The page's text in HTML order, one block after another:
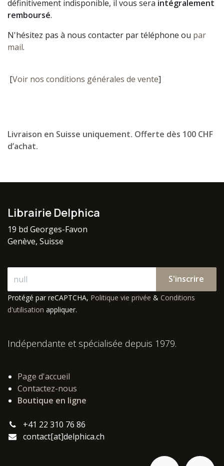
définitivement indisponible, il vous sera intégralement
remboursé.
N'hésitez pas à nous contacter par téléphone ou par
mail.
[Voir nos conditions générales de vente]
Livraison en Suisse uniquement. Offerte dès 100 CHF
d’achat.
Librairie Delphica
19 bd Georges-Favon
Genève, Suisse
S'inscrire
Protégé par reCAPTCHA, Politique vie privée & Conditions
d'utilisation appliquer.
Indépendante et spécialisée depuis 1979.
Page d'accueil
Contactez-nous
Boutique en ligne
+41 22 310 76 86
contact[at]delphica.ch